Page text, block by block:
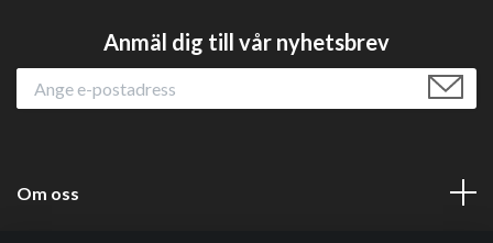
Anmäl dig till vår nyhetsbrev
Om oss